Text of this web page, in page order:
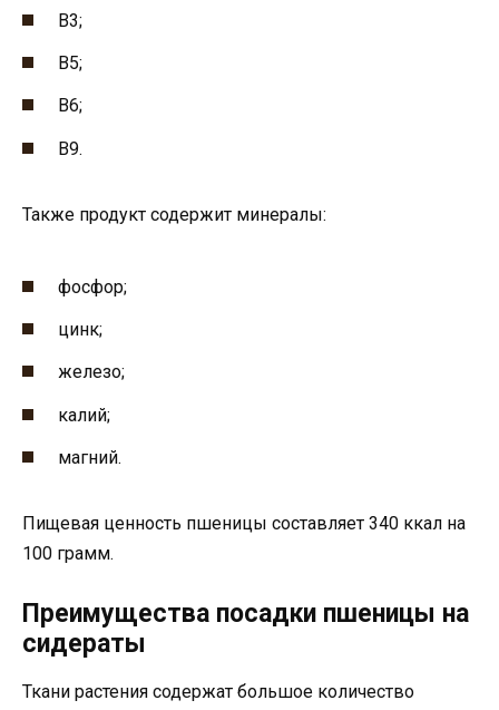
В3;
В5;
В6;
В9.
Также продукт содержит минералы:
фосфор;
цинк;
железо;
калий;
магний.
Пищевая ценность пшеницы составляет 340 ккал на
100 грамм.
Преимущества посадки пшеницы на
сидераты
Ткани растения содержат большое количество